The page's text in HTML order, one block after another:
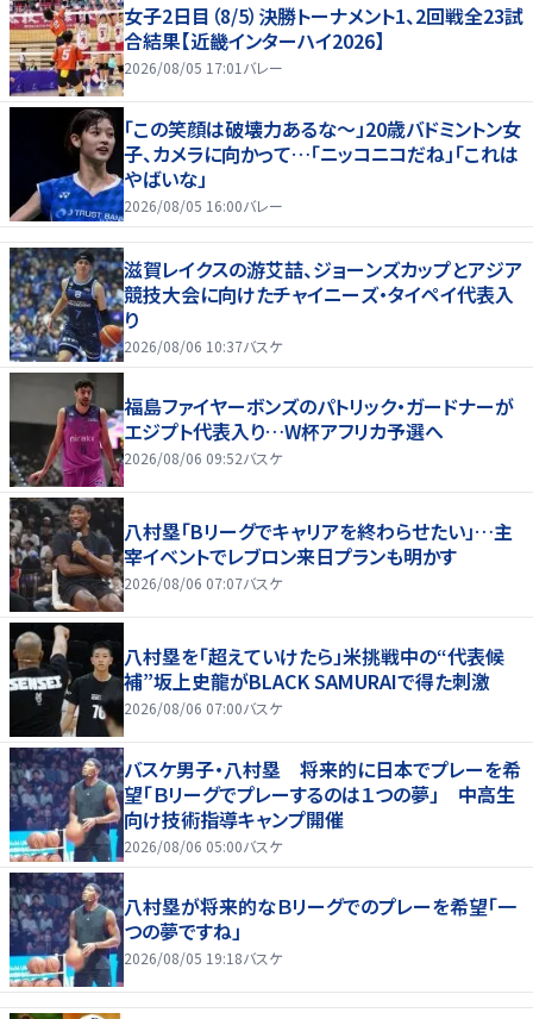
女子2日目（8/5）決勝トーナメント1、2回戦全23試
合結果【近畿インターハイ2026】
2026/08/05 17:01バレー
「この笑顔は破壊力あるな〜」20歳バドミントン女
子、カメラに向かって…「ニッコニコだね」「これは
やばいな」
2026/08/05 16:00バレー
滋賀レイクスの游艾喆、ジョーンズカップとアジア
競技大会に向けたチャイニーズ・タイペイ代表入
り
2026/08/06 10:37バスケ
福島ファイヤーボンズのパトリック・ガードナーが
エジプト代表入り…W杯アフリカ予選へ
2026/08/06 09:52バスケ
八村塁「Bリーグでキャリアを終わらせたい」…主
宰イベントでレブロン来日プランも明かす
2026/08/06 07:07バスケ
八村塁を「超えていけたら」米挑戦中の“代表候
補”坂上史龍がBLACK SAMURAIで得た刺激
2026/08/06 07:00バスケ
バスケ男子・八村塁 将来的に日本でプレーを希
望「Ｂリーグでプレーするのは１つの夢」 中高生
向け技術指導キャンプ開催
2026/08/06 05:00バスケ
八村塁が将来的なＢリーグでのプレーを希望「一
つの夢ですね」
2026/08/05 19:18バスケ